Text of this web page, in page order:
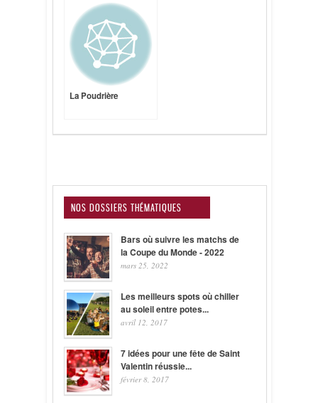
La Poudrière
NOS DOSSIERS THÉMATIQUES
Bars où suivre les matchs de
la Coupe du Monde - 2022
mars 25, 2022
Les meilleurs spots où chiller
au soleil entre potes...
avril 12, 2017
7 idées pour une fête de Saint
Valentin réussie...
février 8, 2017